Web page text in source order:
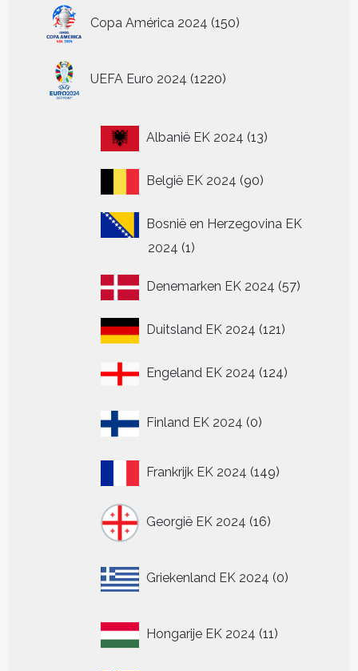
Copa América 2024 150
producten
UEFA Euro 2024 1220
producten
Albanië EK 2024 1313
België EK 2024 9090
Bosnië en Herzegovina EK
2024 11
Denemarken EK 2024 5757
Duitsland EK 2024 121121
Engeland EK 2024 124124
Finland EK 2024 0
producten
Frankrijk EK 2024 149149
Georgië EK 2024 16
producten
Griekenland EK 2024 0
producten
Hongarije EK 2024 11
producten